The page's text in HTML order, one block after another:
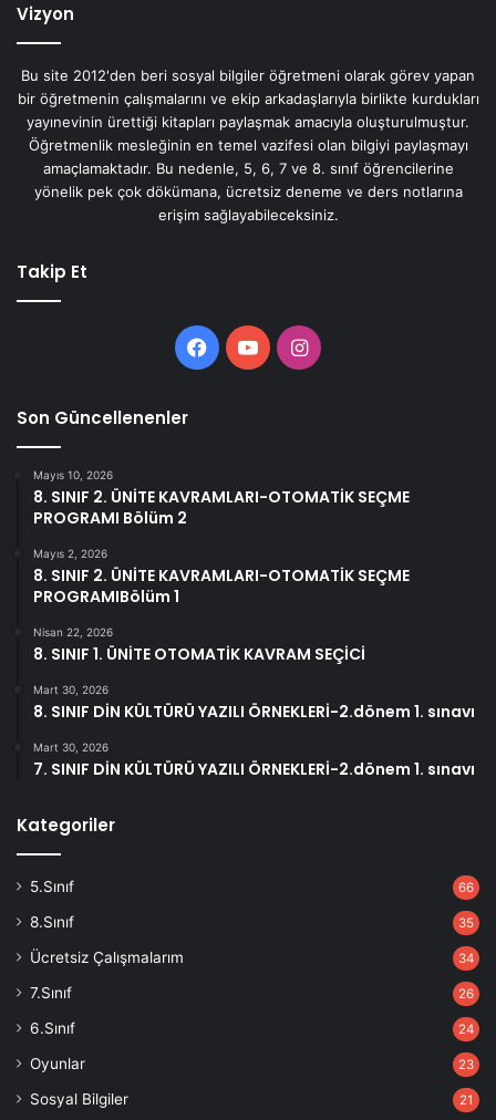
Vizyon
Bu site 2012'den beri sosyal bilgiler öğretmeni olarak görev yapan
bir öğretmenin çalışmalarını ve ekip arkadaşlarıyla birlikte kurdukları
yayınevinin ürettiği kitapları paylaşmak amacıyla oluşturulmuştur.
Öğretmenlik mesleğinin en temel vazifesi olan bilgiyi paylaşmayı
amaçlamaktadır. Bu nedenle, 5, 6, 7 ve 8. sınıf öğrencilerine
yönelik pek çok dökümana, ücretsiz deneme ve ders notlarına
erişim sağlayabileceksiniz.
Takip Et
Facebook
YouTubeInstagram
Son Güncellenenler
Mayıs 10, 2026
8. SINIF 2. ÜNİTE KAVRAMLARI-OTOMATİK SEÇME
PROGRAMI Bölüm 2
Mayıs 2, 2026
8. SINIF 2. ÜNİTE KAVRAMLARI-OTOMATİK SEÇME
PROGRAMIBölüm 1
Nisan 22, 2026
8. SINIF 1. ÜNİTE OTOMATİK KAVRAM SEÇİCİ
Mart 30, 2026
8. SINIF DİN KÜLTÜRÜ YAZILI ÖRNEKLERİ-2.dönem 1. sınavı
Mart 30, 2026
7. SINIF DİN KÜLTÜRÜ YAZILI ÖRNEKLERİ-2.dönem 1. sınavı
Kategoriler
5.Sınıf 66
8.Sınıf 35
Ücretsiz Çalışmalarım 34
7.Sınıf 26
6.Sınıf 24
Oyunlar 23
Sosyal Bilgiler 21